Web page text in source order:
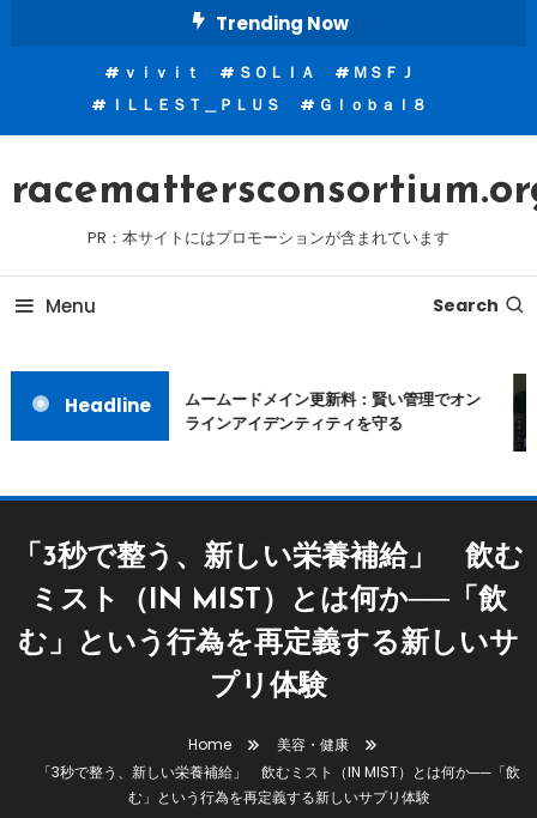
Trending Now
ｖｉｖｉｔ ＳＯＬＩＡ
ＭＳＦＪ
ＩＬＬＥＳＴ＿ＰＬＵＳ
Ｇｌｏｂａｌ８
PR：本サイトにはプロモーションが含まれています
Menu Search
Headline
ムームードメイン更新料：賢い管理でオン
ラインアイデンティティを守る
「3秒で整う、新しい栄養補給」 飲む
ミスト（IN MIST）とは何か──「飲
む」という行為を再定義する新しいサ
プリ体験
Home
美容・健康
「3秒で整う、新しい栄養補給」 飲むミスト（IN MIST）とは何か──「飲
む」という行為を再定義する新しいサプリ体験